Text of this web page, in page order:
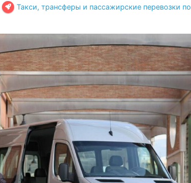
Такси, трансферы и пассажирские перевозки по